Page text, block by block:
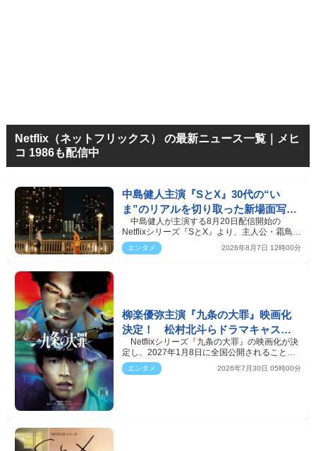
Netflix（ネットフリックス） の最新ニュース一覧｜メヒ
コ 1986も配信中
中島健人主演『SとX』30代の“い
ま”のリアルを切り取った新場面写真
5点解禁
中島健人が主演する8月20日配信開始の
Netflixシリーズ『SとX』より、主人公・霜鳥
（中島）と初恋の相手…
エンタメ 2026年8月7日 12時00分
柳楽優弥主演『九条の大罪』映画化
決定！ 松村北斗らドラマキャスト
再集結 2027年1月8日公開
Netflixシリーズ『九条の大罪』の映画化が決
定し、2027年1月8日に全国公開されることが
明らかになった。…
エンタメ 2026年7月30日 05時00分